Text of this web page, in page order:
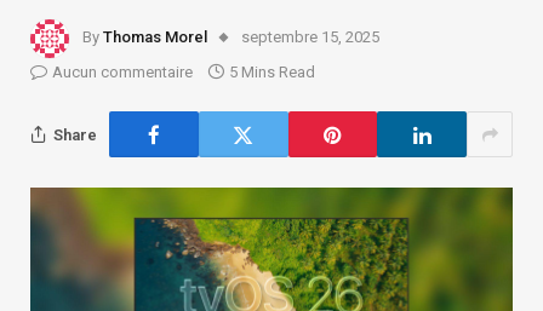
By Thomas Morel
septembre 15, 2025
Aucun commentaire
5 Mins Read
Share